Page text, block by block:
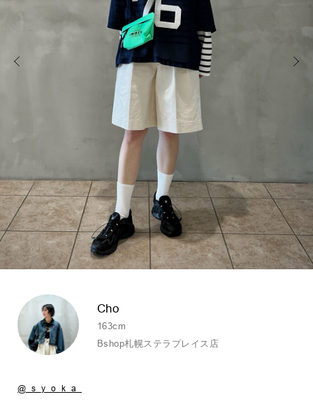
Cho
163cm
Bshop札幌ステラプレイス店
@_s_y_o_k_a_